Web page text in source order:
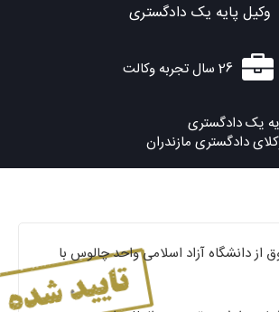
وکیل پایه یک دادگستری
26 سال تجربه وکالت
یک دادگستری
دادگستری مازندران
از دانشگاه آزاد اسلامی واحد چالوس با